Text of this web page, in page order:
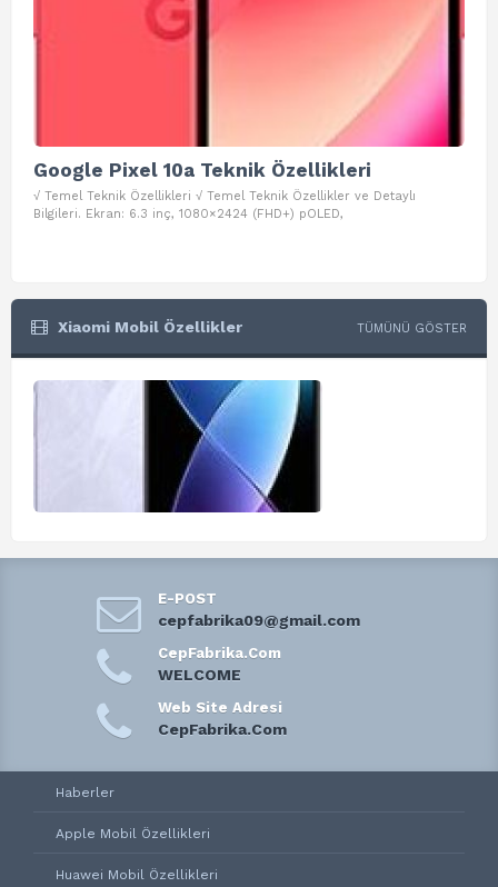
Google Pixel 10a Teknik Özellikleri
√ Temel Teknik Özellikleri √ Temel Teknik Özellikler ve Detaylı
Bilgileri. Ekran: 6.3 inç, 1080×2424 (FHD+) pOLED,
Xiaomi Mobil Özellikler TÜMÜNÜ GÖSTER
E-POST
cepfabrika09@gmail.com
CepFabrika.Com
WELCOME
Web Site Adresi
CepFabrika.Com
Haberler
Apple Mobil Özellikleri
Huawei Mobil Özellikleri